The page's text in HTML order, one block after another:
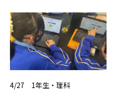
4/27 1年生・理科